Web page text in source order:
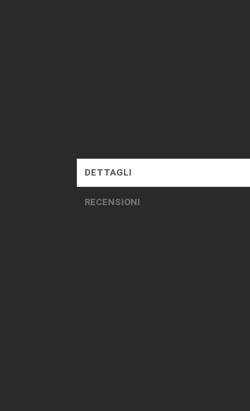
DETTAGLI
RECENSIONI